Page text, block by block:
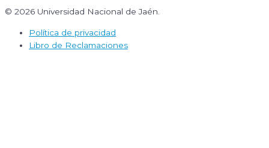
© 2026 Universidad Nacional de Jaén.
Política de privacidad
Libro de Reclamaciones